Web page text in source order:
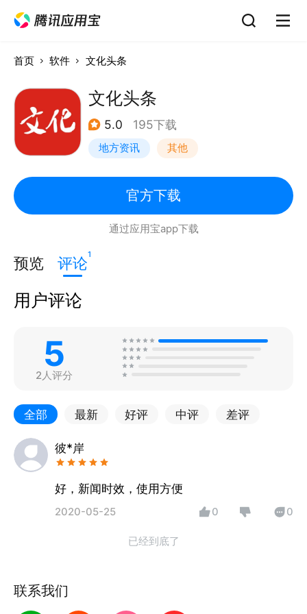
首页 软件 文化头条
文化头条
5.0 195下载
地方资讯 其他
官方下载
通过应用宝app下载
预览 评论1
用户评论
5
2人评分
全部 最新 好评 中评 差评
彼*岸
好，新闻时效，使用方便
2020-05-25 0 0
已经到底了
联系我们